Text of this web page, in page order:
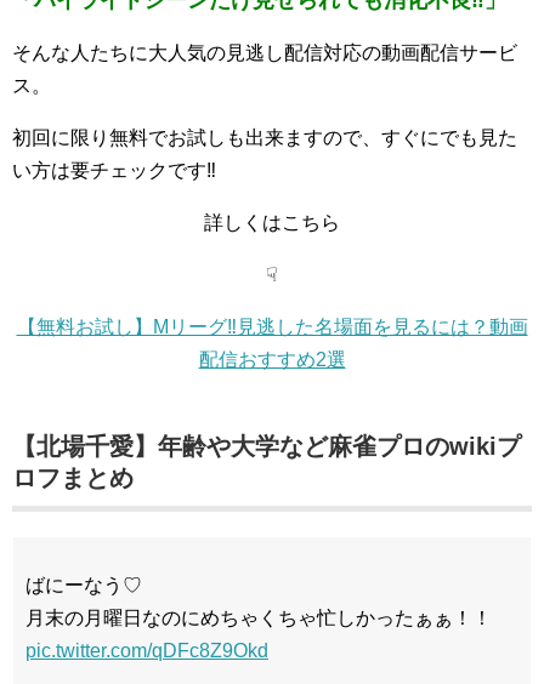
そんな人たちに大人気の見逃し配信対応の動画配信サービ
ス。
初回に限り無料でお試しも出来ますので、すぐにでも見た
い方は要チェックです‼
詳しくはこちら
☟
【無料お試し】Mリーグ‼見逃した名場面を見るには？動画
配信おすすめ2選
【北場千愛】年齢や大学など麻雀プロのwikiプ
ロフまとめ
ばにーなう♡
月末の月曜日なのにめちゃくちゃ忙しかったぁぁ！！
pic.twitter.com/qDFc8Z9Okd